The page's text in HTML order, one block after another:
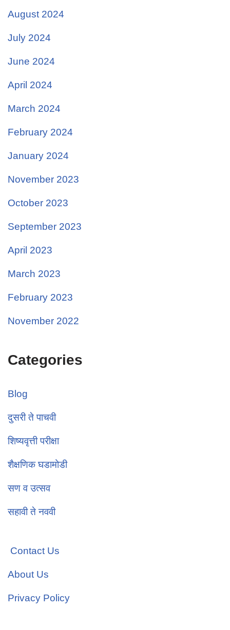
August 2024
July 2024
June 2024
April 2024
March 2024
February 2024
January 2024
November 2023
October 2023
September 2023
April 2023
March 2023
February 2023
November 2022
Categories
Blog
दुसरी ते पाचवी
शिष्यवृत्ती परीक्षा
शैक्षणिक घडामोडी
सण व उत्सव
सहावी ते नववी
Contact Us
About Us
Privacy Policy